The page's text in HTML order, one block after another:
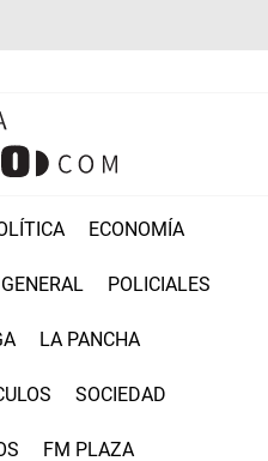
ECONOMÍA
POLICIALES
LA PANCHA
SOCIEDAD
FM PLAZA